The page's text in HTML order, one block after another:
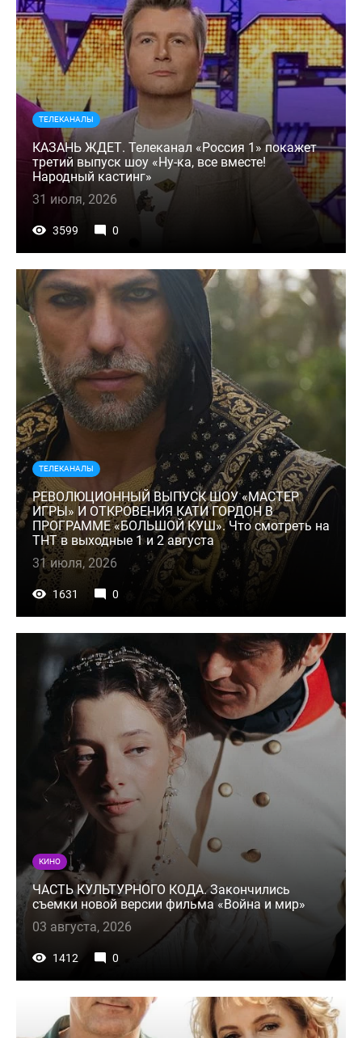
ТЕЛЕКАНАЛЫ
КАЗАНЬ ЖДЕТ. Телеканал «Россия 1» покажет
третий выпуск шоу «Ну-ка, все вместе!
Народный кастинг»
31 июля, 2026
3599 0
ТЕЛЕКАНАЛЫ
РЕВОЛЮЦИОННЫЙ ВЫПУСК ШОУ «МАСТЕР
ИГРЫ» И ОТКРОВЕНИЯ КАТИ ГОРДОН В
ПРОГРАММЕ «БОЛЬШОЙ КУШ». Что смотреть на
ТНТ в выходные 1 и 2 августа
31 июля, 2026
1631 0
КИНО
ЧАСТЬ КУЛЬТУРНОГО КОДА. Закончились
съемки новой версии фильма «Война и мир»
03 августа, 2026
1412 0